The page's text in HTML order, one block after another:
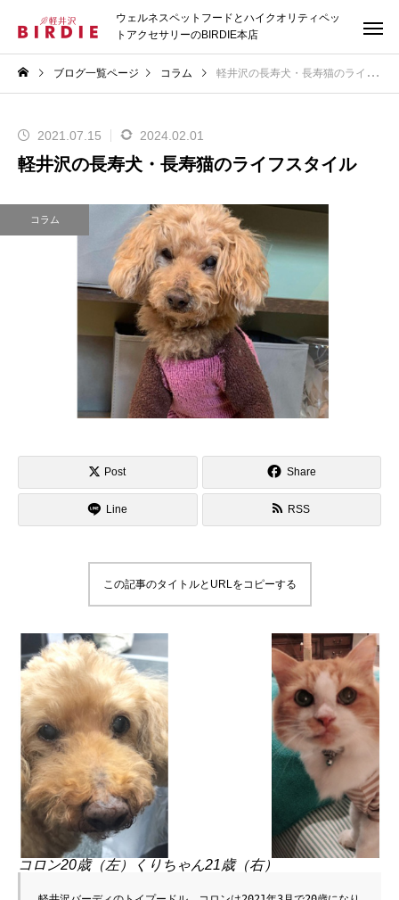
ウェルネスペットフードとハイクオリティペッ
トアクセサリーのBIRDIE本店
ブログ一覧ページ コラム 軽井沢の長寿犬・長寿猫のライフスタイル
2021.07.15 2024.02.01
軽井沢の長寿犬・長寿猫のライフスタイル
コラム
Post Share
Line RSS
この記事のタイトルとURLをコピーする
コロン20歳（左）くりちゃん21歳（右）